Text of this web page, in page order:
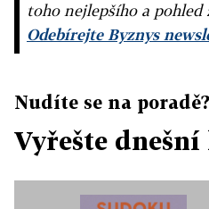
toho nejlepšího a pohled
Odebírejte Byznys
Nudíte se na poradě?
Vyřešte